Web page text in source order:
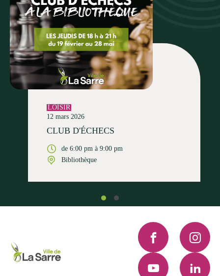
LOISIR
12 mars 2026
CLUB D'ÉCHECS
de 6:00 pm à 9:00 pm
Bibliothèque
Facebook
YouTube